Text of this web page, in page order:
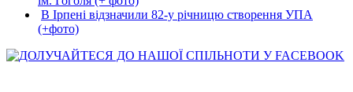
В Ірпені відзначили 82-у річницю створення УПА
(+фото)